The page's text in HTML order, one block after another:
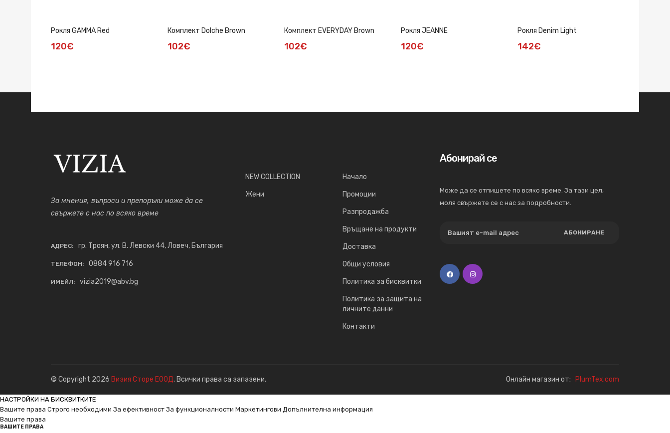
Рокля GAMMA Red
120€
Комплект Dolche Brown
102€
Комплект EVERYDAY Brown
102€
Рокля JEANNE
120€
Рокля Denim Light
142€
За мнения, въпроси и препоръки може да се
свържете с нас по всяко време
АДРЕС: гр. Троян, ул. В. Левски 44, Ловеч, България
ТЕЛЕФОН: 0884 916 716
ИМЕЙЛ: vizia2019@abv.bg
NEW COLLECTION
Жени
Начало
Промоции
Разпродажба
Връщане на продукти
Доставка
Общи условия
Политика за бисквитки
Политика за защита на
личните данни
Контакти
Абонирай се
Може да се отпишете по всяко време. За тази цел,
моля свържете се с нас за подробности.
АБОНИРАНЕ
© Copyright 2026 Визия Сторе ЕООД. Всички права са запазени. Онлайн магазин от: PlumTex.com
НАСТРОЙКИ НА БИСКВИТКИТЕ
Вашите права Строго необходими За ефективност За функционалности Маркетингови Допълнителна информация
Вашите права
ВАШИТЕ ПРАВА